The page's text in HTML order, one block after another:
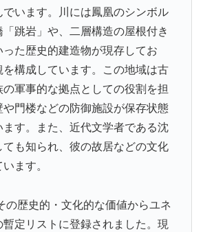
います。川には鳳凰のシンボル
「跳岩」や、二層構造の屋根付き
た歴史的建造物が現存してお
を構成しています。この地域は古
の軍事的な拠点としての役割を担
や門楼などの防御施設が保存状態
ます。また、近代文学者である沈
も知られ、彼の故居などの文化
ます。
の歴史的・文化的な価値からユネ
暫定リストに登録されました。現